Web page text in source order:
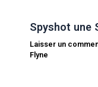
Spyshot une
Laisser un
Flyne